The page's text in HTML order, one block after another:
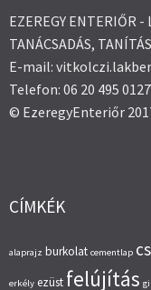
EZEREGY ENTERIŐR
TANÁCSADÁS,
E-mail:
Telefon: 06 20 495 0127
© EzeregyEnteriőr
CÍMKÉK
alaprajz burkolat cementlap
erkély ezüst felújítás